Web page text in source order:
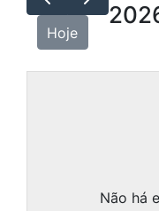
Hoje
Não há